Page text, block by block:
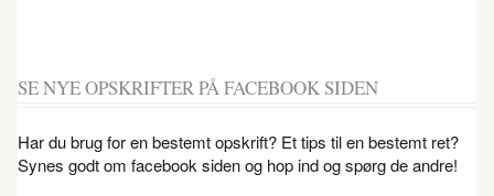
SE NYE OPSKRIFTER PÅ FACEBOOK SIDEN
Har du brug for en bestemt opskrift? Et tips til en bestemt ret?
Synes godt om facebook siden og hop ind og spørg de andre!